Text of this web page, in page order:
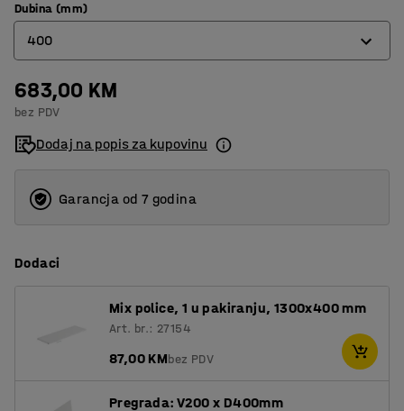
Dubina (mm)
400
400
500
600
683,00 KM
bez PDV
Dodaj na popis za kupovinu
Garancja od 7 godina
Dodaci
Mix police, 1 u pakiranju, 1300x400 mm
Art. br.: 27154
87,00 KMbez PDV
Pregrada: V200 x D400mm